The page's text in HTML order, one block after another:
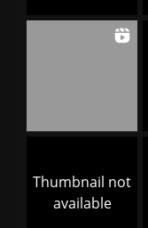
Thumbnail not
available